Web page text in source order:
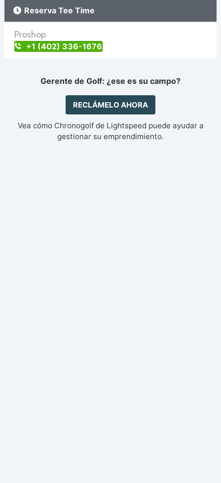
Reserva Tee Time
Proshop
+1 (402) 336-1676
Gerente de Golf: ¿ese es su campo?
RECLÁMELO AHORA
Vea cómo Chronogolf de Lightspeed puede ayudar a
gestionar su emprendimiento.